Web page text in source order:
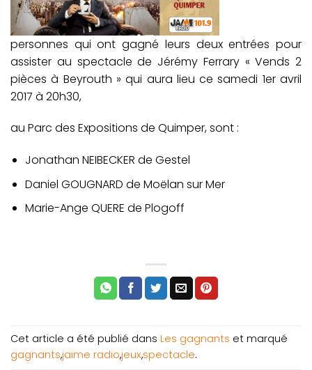
personnes qui ont gagné leurs deux entrées pour
assister au spectacle de Jérémy Ferrary « Vends 2
pièces à Beyrouth » qui aura lieu ce samedi 1er avril
2017 à 20h30,
au Parc des Expositions de Quimper, sont :
Jonathan NEIBECKER de Gestel
Daniel GOUGNARD de Moëlan sur Mer
Marie-Ange QUERE de Plogoff
Cet article a été publié dans Les gagnants et marqué
gagnants,jaime radio,jeux,spectacle.